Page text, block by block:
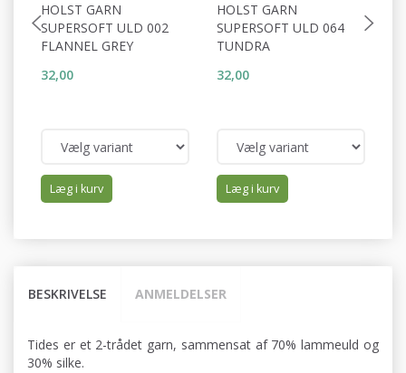
HOLST GARN
SUPERSOFT ULD 002
FLANNEL GREY
32,00
Læg i kurv
HOLST GARN
SUPERSOFT ULD 064
TUNDRA
32,00
Læg i kurv
BESKRIVELSE ANMELDELSER
Tides er et 2-trådet garn, sammensat af 70% lammeuld og
30% silke.